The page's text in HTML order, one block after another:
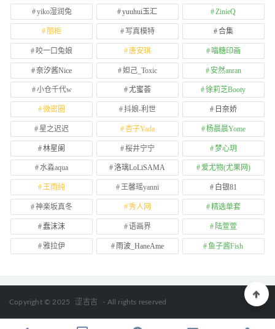
yiko湿润兔 yuuhui玉汇 ZinieQ
丽柜 写真模特 合集
咬一口兔娘 唐安琪 喵糖印画
奈汐酱Nice 妲己_Toxic 安然anran
小仓千代w 尤蜜荟 徐莉芝Booty
微密圈 抖娘-利世 日奈娇
星之迟迟 杏子Yada 杨晨晨Yome
林星阑 桜井宁宁 梦心玥
水淼aqua 洛璃LoLiSAMA 爱尤物(尤果网)
王雨纯 王馨瑶yanni 白银81
神楽坂真冬 秀人网 精选单套
蠢沫沫 语画界 陆萱萱
雅拉伊 雨波_HaneAme 鱼子酱Fish
Copyright © 2025 涩吉吉 - All rights reserved